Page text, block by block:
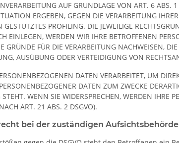
AUF GRUNDLAGE VON ART. 6 ABS.
ERGEBEN, GEGEN DIE VERARBEITUNG
PROFILING. DIE JEWEILIGE
EINLEGEN, WERDEN WIR IHRE BETROFFENEN
GRÜNDE FÜR DIE VERARBEITUNG NACHWEISEN,
AUSÜBUNG ODER VERTEIDIGUNG VON
DATEN VERARBEITET, UM
DATEN ZUM ZWECKE
WENN SIE WIDERSPRECHEN, WERDEN IHRE
ART. 21 ABS. 2 DSGVO).
bei der zuständigen Aufsichts­behörde